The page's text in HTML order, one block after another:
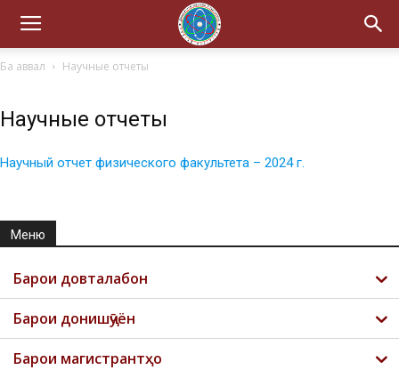
Ба аввал Научные отчеты
Научные отчеты
Научный отчет физического факультета – 2024 г.
Меню
Барои довталабон
Барои донишҷӯён
Барои магистрантҳо